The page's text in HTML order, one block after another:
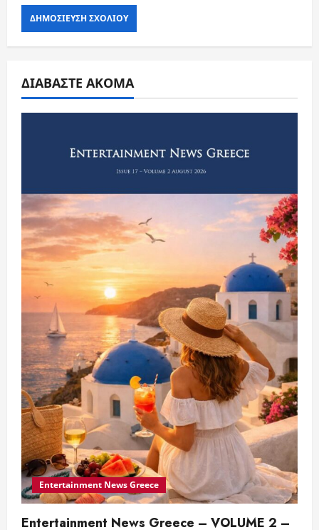
ΔΙΑΒΑΣΤΕ ΑΚΟΜΑ
Entertainment News Greece
Entertainment News Greece – VOLUME 2 –